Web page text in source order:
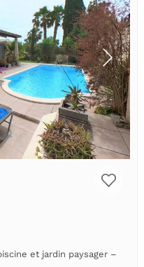
et jardin paysager –